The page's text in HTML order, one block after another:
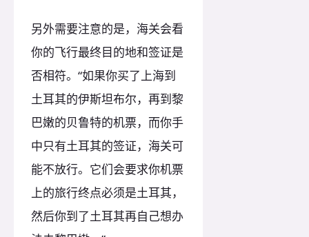
另外需要注意的是，海关会看
你的飞行最终目的地和签证是
否相符。“如果你买了上海到
土耳其的伊斯坦布尔，再到黎
巴嫩的贝鲁特的机票，而你手
中只有土耳其的签证，海关可
能不放行。它们会要求你机票
上的旅行终点必须是土耳其，
然后你到了土耳其再自己想办